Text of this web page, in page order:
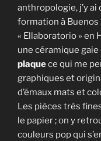
anthropologie, j’y
formation à Buenos
« Ellaboratorio » en
une céramique
plaquece qui me
graphiques et
d’émaux mats et
Les pièces très
le papier ; on y
couleurs pop qui